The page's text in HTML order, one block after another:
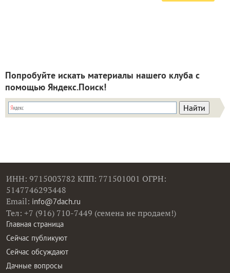
Попробуйте искать материалы нашего клуба с
помощью Яндекс.Поиск!
ИНН: 9715003782 КПП: 771501001 ОГРН:
5147746293448
Email: info@7dach.ru
Тел: +7 (916) 710-7449 (семена не продаем!)
Главная страница
Сейчас публикуют
Сейчас обсуждают
Дачные вопросы